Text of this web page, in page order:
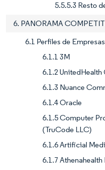
5.5.5.3 Resto
6. PANORAMA
6.1 Perfiles de Empresas
6.1.1 3M
6.1.2
6.1.3 Nuance
6.1.4 Oracle
6.1.5 Computer
(TruCode LLC)
6.1.6 Artificial
6.1.7 Athenahealth